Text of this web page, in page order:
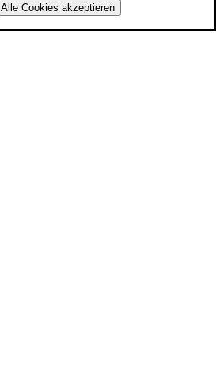
Alle Cookies akzeptieren